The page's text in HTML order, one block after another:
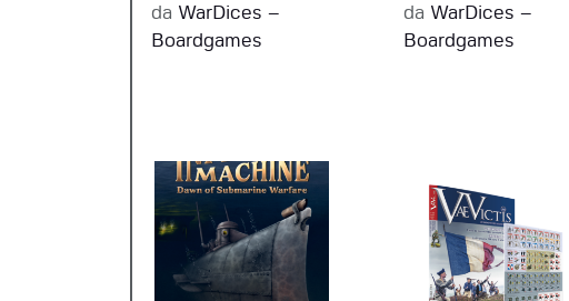
da WarDices –
Boardgames
da WarDices –
Boardgames